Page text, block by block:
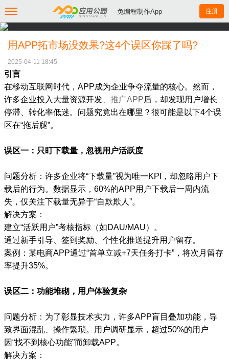
--免编程制作App 注册
用APP拓市场没效果?这4个误区你踩了吗?
2025-04-11 18:45
引言
在移动互联网时代，APP成为企业争夺流量的核心。然而，
许多企业投入大量资源开发、 推广APP后，却发现用户增长
停滞、转化率低迷。问题究竟出在哪里？很可能是以下4个误
区在“拖后腿”。
误区一：只盯下载量，忽视用户活跃度
问题分析：许多企业将“下载量”视为唯一KPI，却忽略用户下
载后的行为。数据显示，60%的APP用户下载后一周内流
失，仅关注下载量无异于“自欺欺人”。
解决方案：
建立“活跃用户”考核指标（如DAU/MAU）。
通过新手引导、签到奖励、个性化推送提升用户留存。
案例：某电商APP通过“首单立减+7天任务打卡”，将次月留存
率提升35%。
误区二：功能堆砌，用户体验复杂
问题分析：为了彰显技术实力，许多APP盲目叠加功能，导
致界面混乱、操作繁琐。用户调研显示，超过50%的用户
因“找不到核心功能”而卸载APP。
解决方案：